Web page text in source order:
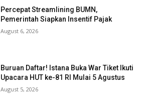
Percepat Streamlining BUMN,
Pemerintah Siapkan Insentif Pajak
August 6, 2026
Buruan Daftar! Istana Buka War Tiket Ikuti
Upacara HUT ke-81 RI Mulai 5 Agustus
August 5, 2026